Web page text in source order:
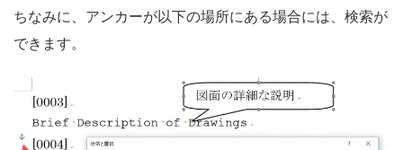
ちなみに、アンカーが以下の場所にある場合には、検索が
できます。